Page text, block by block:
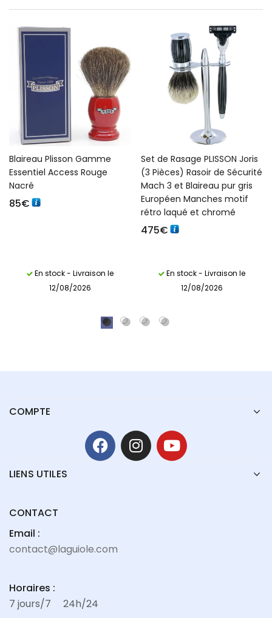
Blaireau Plisson Gamme
Essentiel Access Rouge
Nacré
85€
En stock - Livraison le
12/08/2026
Set de Rasage PLISSON Joris
(3 Pièces) Rasoir de Sécurité
Mach 3 et Blaireau pur gris
Européen Manches motif
rétro laqué et chromé
475€
En stock - Livraison le
12/08/2026
COMPTE
LIENS UTILES
CONTACT
Email :
contact@laguiole.com
Horaires :
7 jours/7 24h/24